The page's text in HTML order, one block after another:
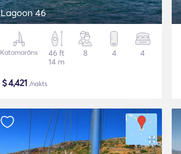
Lagoon 46
Katamarāns
46 ft
14 m
8 4 4
$4,421 /nakts